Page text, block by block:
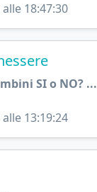
18:47:30
SI o NO? ...
13:19:24